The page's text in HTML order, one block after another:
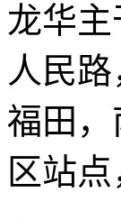
龙华
人民
福田
区站点